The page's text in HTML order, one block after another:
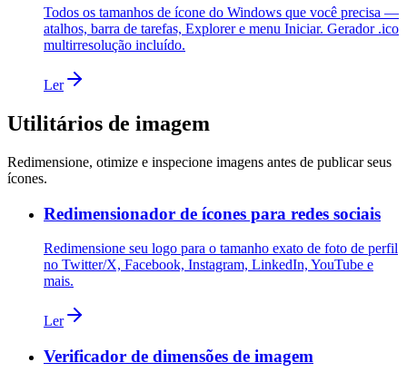
Todos os tamanhos de ícone do Windows que você precisa —
atalhos, barra de tarefas, Explorer e menu Iniciar. Gerador .ico
multirresolução incluído.
Ler
Utilitários de imagem
Redimensione, otimize e inspecione imagens antes de publicar seus
ícones.
Redimensionador de ícones para redes sociais
Redimensione seu logo para o tamanho exato de foto de perfil
no Twitter/X, Facebook, Instagram, LinkedIn, YouTube e
mais.
Ler
Verificador de dimensões de imagem